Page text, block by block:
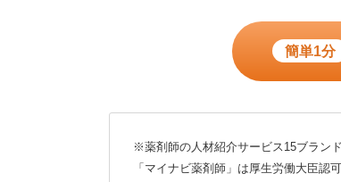
簡単1分
※薬剤師の人材紹介サービス15ブラン
「マイナビ薬剤師」は厚生労働大臣認